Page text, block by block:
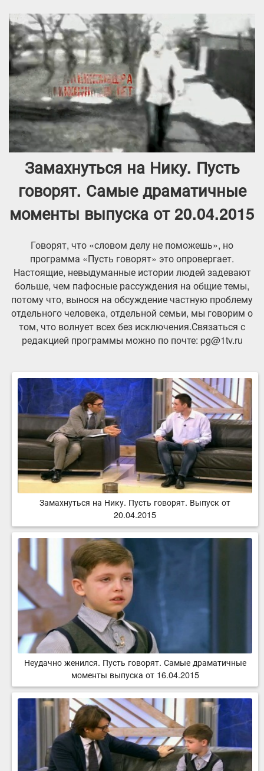
Замахнуться на Нику. Пусть
говорят. Самые драматичные
моменты выпуска от 20.04.2015
Говорят, что «словом делу не поможешь», но
программа «Пусть говорят» это опровергает.
Настоящие, невыдуманные истории людей задевают
больше, чем пафосные рассуждения на общие темы,
потому что, вынося на обсуждение частную проблему
отдельного человека, отдельной семьи, мы говорим о
том, что волнует всех без исключения.Связаться с
редакцией программы можно по почте: pg@1tv.ru
Замахнуться на Нику. Пусть говорят. Выпуск от
20.04.2015
Неудачно женился. Пусть говорят. Самые драматичные
моменты выпуска от 16.04.2015